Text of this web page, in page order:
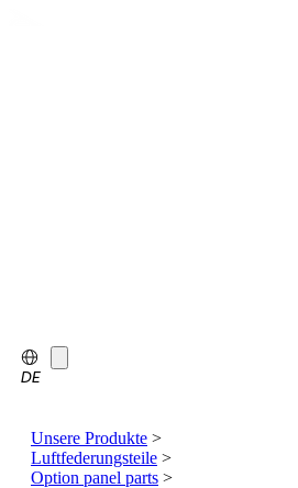
DE
Unsere Produkte >
Luftfederungsteile >
Option panel parts >